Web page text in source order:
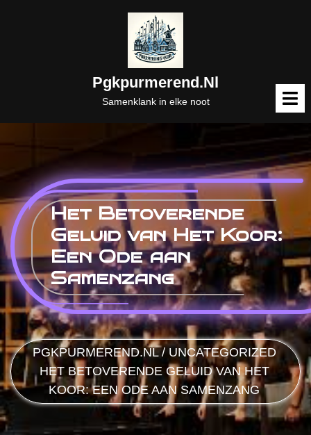
Pgkpurmerend.nl
Samenklank in elke noot
Het Betoverende
Geluid van Het Koor:
Een Ode aan
Samenzang
PGKPURMEREND.NL / UNCATEGORIZED
HET BETOVERENDE GELUID VAN HET
KOOR: EEN ODE AAN SAMENZANG